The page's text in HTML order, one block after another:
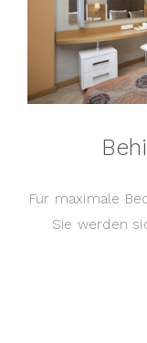
Für maximale
Sie werden